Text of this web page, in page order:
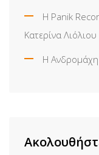
Η Panik
Κατερίνα Λιόλιου
Η